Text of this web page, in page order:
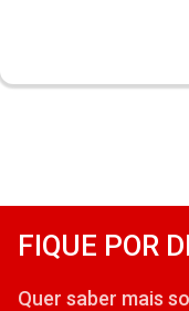
FIQUE POR
Quer saber mais